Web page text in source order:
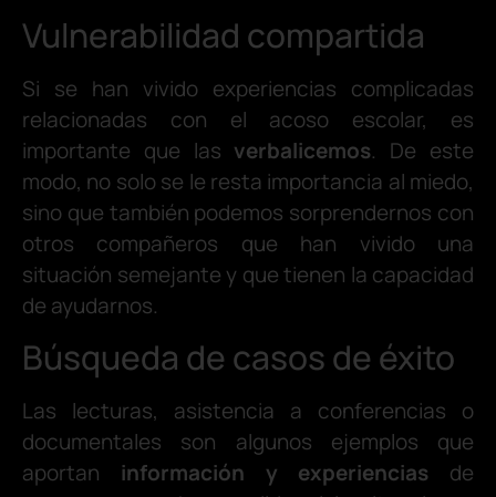
Vulnerabilidad compartida
Si se han vivido experiencias complicadas
relacionadas con el acoso escolar, es
importante que las verbalicemos. De este
modo, no solo se le resta importancia al miedo,
sino que también podemos sorprendernos con
otros compañeros que han vivido una
situación semejante y que tienen la capacidad
de ayudarnos.
Búsqueda de casos de éxito
Las lecturas, asistencia a conferencias o
documentales son algunos ejemplos que
aportan información y experiencias de